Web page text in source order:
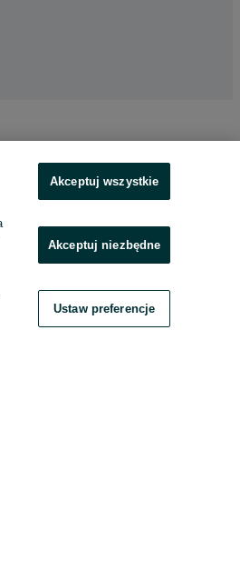
Akceptuj wszystkie
Akceptuj niezbędne
Ustaw preferencje